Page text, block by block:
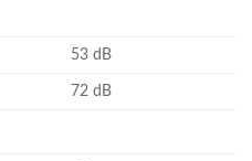
53 dB
72 dB